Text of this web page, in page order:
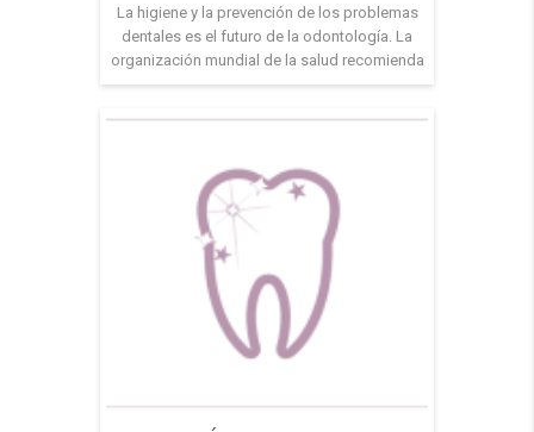
La higiene y la prevención de los problemas
dentales es el futuro de la odontología. La
organización mundial de la salud recomienda
acudir por lo menos una vez al año a la
dentista cuando nos duele […]